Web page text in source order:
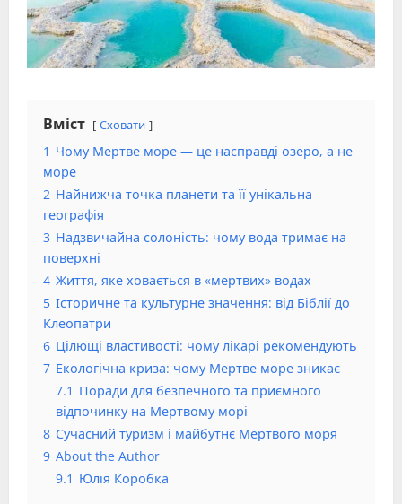
Вміст Сховати
1 Чому Мертве море — це насправді озеро, а не
море
2 Найнижча точка планети та її унікальна
географія
3 Надзвичайна солоність: чому вода тримає на
поверхні
4 Життя, яке ховається в «мертвих» водах
5 Історичне та культурне значення: від Біблії до
Клеопатри
6 Цілющі властивості: чому лікарі рекомендують
7 Екологічна криза: чому Мертве море зникає
7.1 Поради для безпечного та приємного
відпочинку на Мертвому морі
8 Сучасний туризм і майбутнє Мертвого моря
9 About the Author
9.1 Юлія Коробка